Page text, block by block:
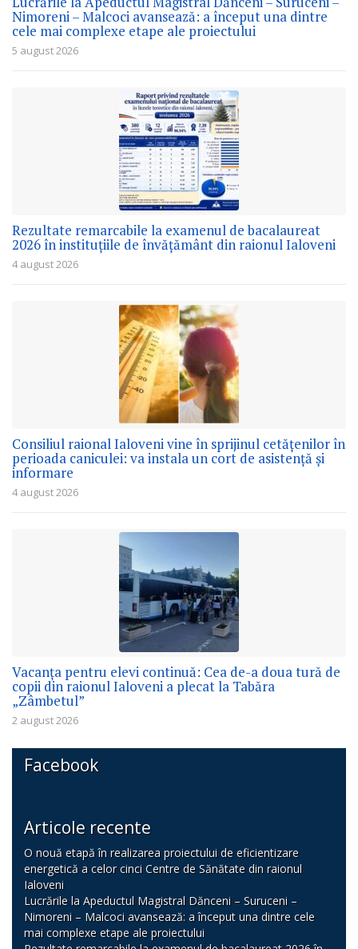
Nimoreni – Malcoci avansează: a început una dintre
cele mai complexe etape ale proiectului
5 august 2026
Rezultate remarcabile la examenul de bacalaureat
2026 în instituțiile de învățământ din raionul Ialoveni
4 august 2026
Consiliul raional Ialoveni vine în sprijinul cetățenilor în
perioada caniculei: va instala un cort de asistență și
informare
4 august 2026
Vacanța pentru elevi continuă: Cea de-a doua tură de
copii din raionul Ialoveni a plecat la Tabăra
„Zâmbetul”
2 august 2026
Facebook
Articole recente
O nouă etapă în realizarea proiectului de eficientizare
energetică a celor cinci Centre de Sănătate din raionul
Ialoveni
Lucrările la Apeductul Magistral Dănceni – Suruceni –
Nimoreni – Malcoci avansează: a început una dintre cele
mai complexe etape ale proiectului